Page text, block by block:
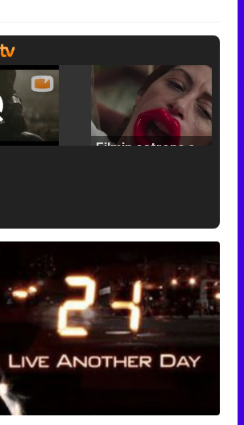
Unmute /
'120 Minutos' celebra sus 2.000 programas en Telemadrid con un vídeo del día a día en la redacción